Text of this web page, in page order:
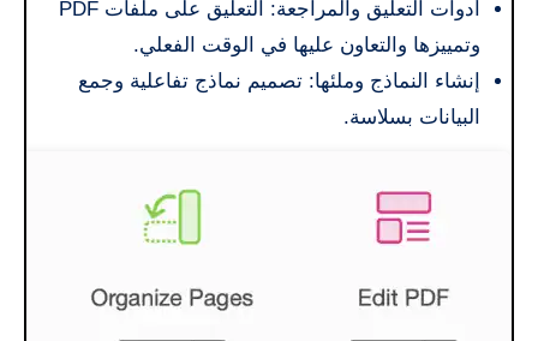
أدوات التعليق والمراجعة: التعليق على ملفات PDF
وتمييزها والتعاون عليها في الوقت الفعلي.
إنشاء النماذج وملئها: تصميم نماذج تفاعلية وجمع
البيانات بسلاسة.